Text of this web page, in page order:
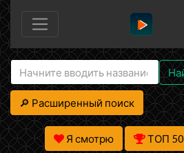
🔎 Расширенный поиск
Я смотрю ТОП 50